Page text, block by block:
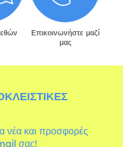
Επικοινωνήστε μαζί
μας
νέα και προσφορές
σας!